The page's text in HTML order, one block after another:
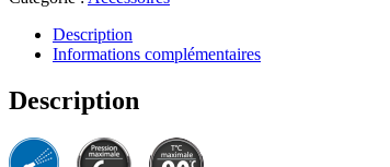
Description
Informations complémentaires
Description